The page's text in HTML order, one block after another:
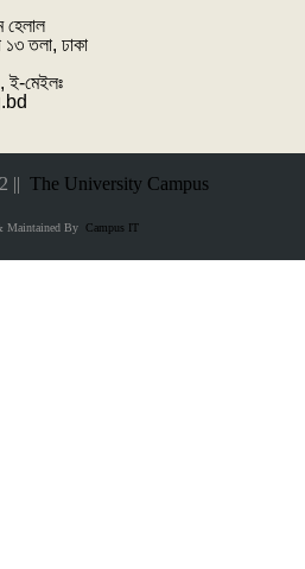
১৩ তলা, ঢাকা
মেইলঃ
|| The University Campus
Maintained ByCampus IT